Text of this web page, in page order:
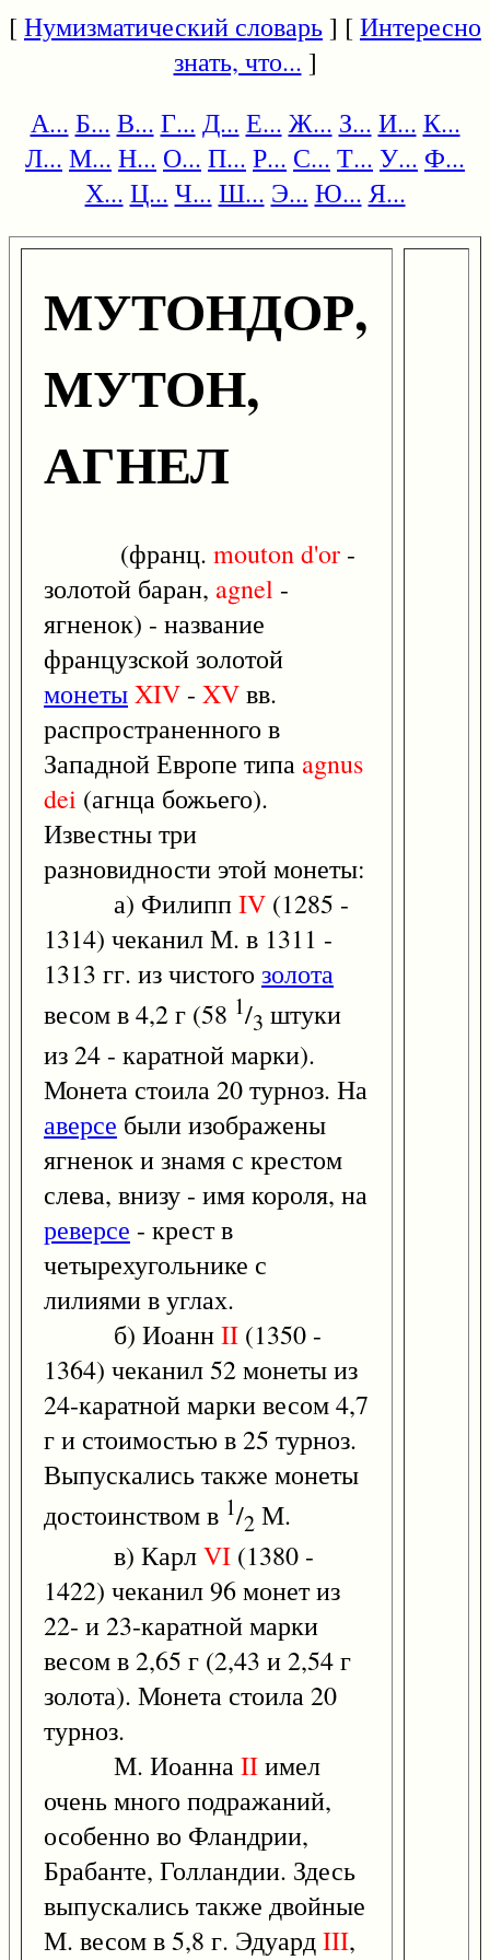
[Нумизматический словарь] [Интересно
знать, что... ]
А... Б... В... Г... Д... Е... Ж... З... И... К...
Л... М... Н... О... П... Р... С... Т... У... Ф...
Х... Ц... Ч... Ш... Э... Ю... Я...
МУТОНДОР,
МУТОН,
АГНЕЛ
(франц. moutond'or -
золотой баран, agnel -
ягненок) - название
французской золотой
монетыXIV - XVвв.
распространенного в
Западной Европе типа agnus
dei (агнца божьего).
Известны три
разновидности этой монеты:
а) ФилиппIV (1285 -
1314) чеканил М. в 1311 -
1313 гг. из чистого золота
весом в 4,2 г (58 1/3 штуки
из 24 - каратной марки).
Монета стоила 20 турноз. На
аверсе были изображены
ягненок и знамя с крестом
слева, внизу - имя короля, на
реверсе - крест в
четырехугольнике с
лилиями в углах.
б) ИоаннII (1350 -
1364) чеканил 52 монеты из
24-каратной марки весом 4,7
г и стоимостью в 25 турноз.
Выпускались также монеты
достоинством в 1/2 М.
в) КарлVI (1380 -
1422) чеканил 96 монет из
22- и 23-каратной марки
весом в 2,65 г (2,43 и 2,54 г
золота). Монета стоила 20
турноз.
М. ИоаннаIIимел
очень много подражаний,
особенно во Фландрии,
Брабанте, Голландии. Здесь
выпускались также двойные
М. весом в 5,8 г. ЭдуардIII,